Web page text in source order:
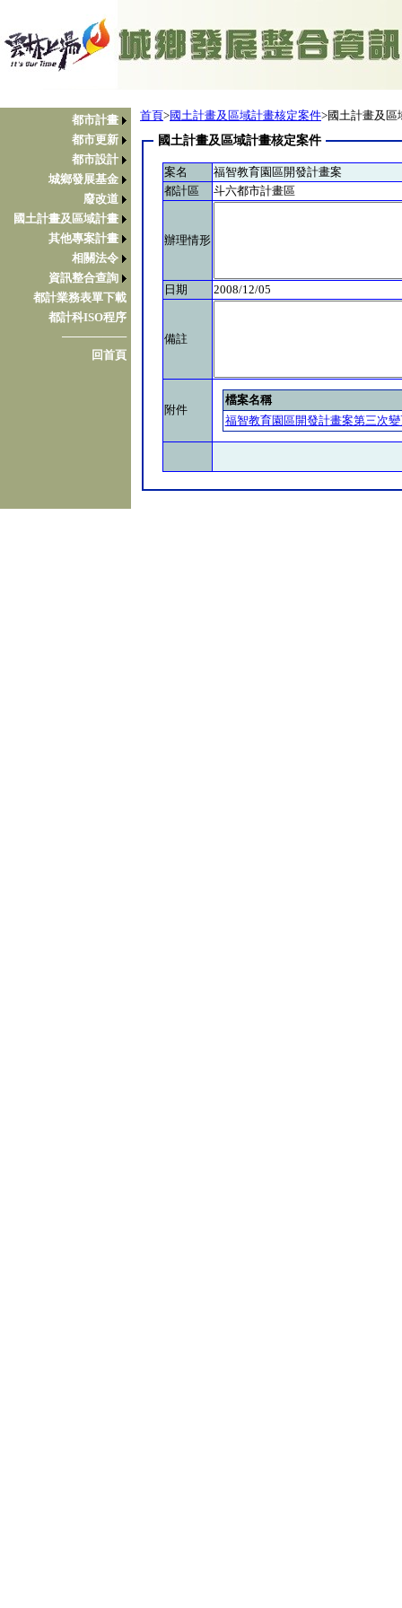
都市計畫
都市更新
都市設計
城鄉發展基金
廢改道
國土計畫及區域計畫
其他專案計畫
相關法令
資訊整合查詢
都計業務表單下載
都計科ISO程序
────────
回首頁
首頁>國土計畫及區域計畫核定案件>國土計畫及區
國土計畫及區域計畫核定案件
案名
福智教育園區開發計畫案
都計區
斗六都市計畫區
辦理情形
日期 2008/12/05
備註
附件
檔案名稱
福智教育園區開發計畫案第三次